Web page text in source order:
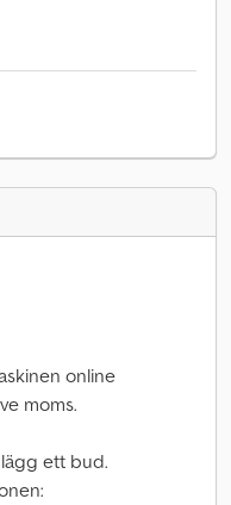
online
moms.
ett bud.